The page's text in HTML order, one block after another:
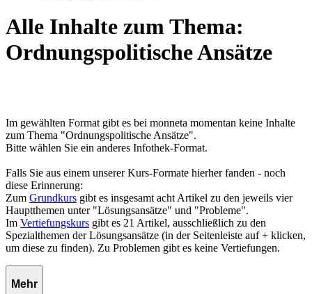
Alle Inhalte zum Thema:
Ordnungspolitische Ansätze
Im gewählten Format gibt es bei monneta momentan keine Inhalte
zum Thema "Ordnungspolitische Ansätze".
Bitte wählen Sie ein anderes Infothek-Format.
Falls Sie aus einem unserer Kurs-Formate hierher fanden - noch
diese Erinnerung:
Zum Grundkurs gibt es insgesamt acht Artikel zu den jeweils vier
Hauptthemen unter "Lösungsansätze" und "Probleme".
Im Vertiefungskurs gibt es 21 Artikel, ausschließlich zu den
Spezialthemen der Lösungsansätze (in der Seitenleiste auf + klicken,
um diese zu finden). Zu Problemen gibt es keine Vertiefungen.
Mehr